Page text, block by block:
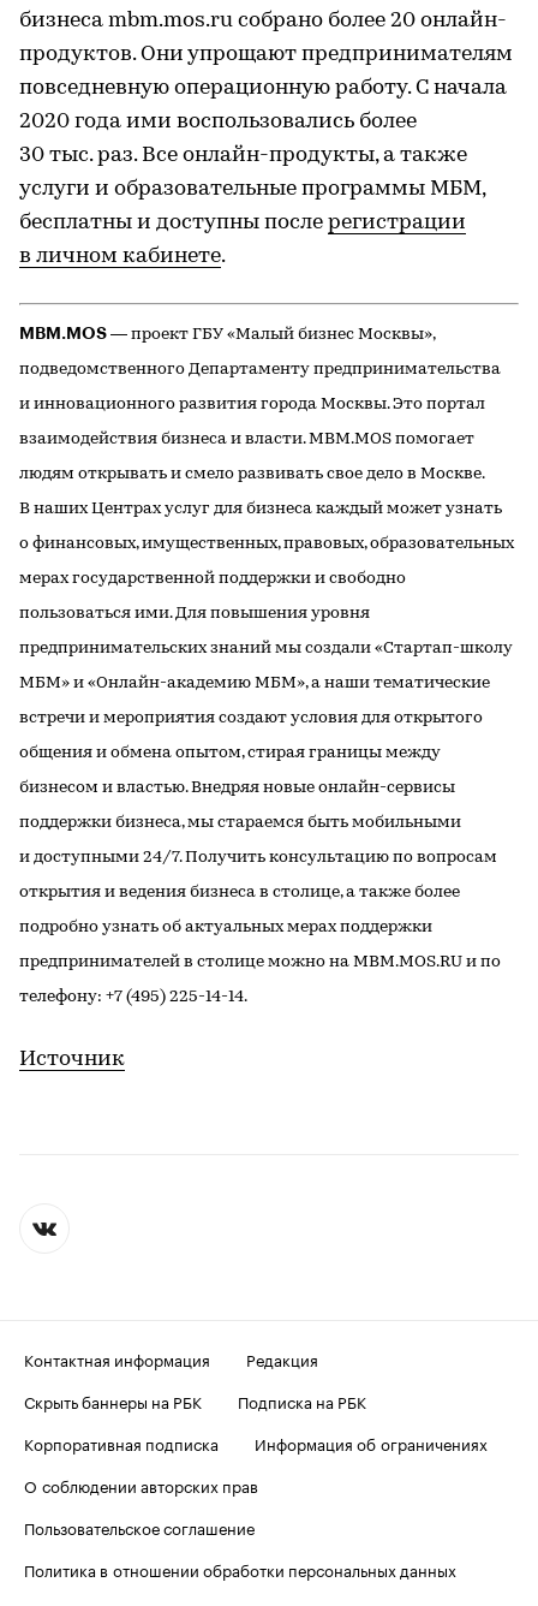
бизнеса mbm.mos.ru собрано более 20 онлайн-
продуктов. Они упрощают предпринимателям
повседневную операционную работу. С начала
2020 года ими воспользовались более
30 тыс. раз. Все онлайн-продукты, а также
услуги и образовательные программы МБМ,
бесплатны и доступны после регистрации
в личном кабинете.
MBM.MOS — проект ГБУ «Малый бизнес Москвы»,
подведомственного Департаменту предпринимательства
и инновационного развития города Москвы. Это портал
взаимодействия бизнеса и власти. MBM.MOS помогает
людям открывать и смело развивать свое дело в Москве.
В наших Центрах услуг для бизнеса каждый может узнать
о финансовых, имущественных, правовых, образовательных
мерах государственной поддержки и свободно
пользоваться ими. Для повышения уровня
предпринимательских знаний мы создали «Стартап-школу
МБМ» и «Онлайн-академию МБМ», а наши тематические
встречи и мероприятия создают условия для открытого
общения и обмена опытом, стирая границы между
бизнесом и властью. Внедряя новые онлайн-сервисы
поддержки бизнеса, мы стараемся быть мобильными
и доступными 24/7. Получить консультацию по вопросам
открытия и ведения бизнеса в столице, а также более
подробно узнать об актуальных мерах поддержки
предпринимателей в столице можно на MBM.MOS.RU и по
телефону: +7 (495) 225-14-14.
Источник
Контактная информация
Редакция
Скрыть баннеры на РБК
Подписка на РБК
Корпоративная подписка
Информация об ограничениях
О соблюдении авторских прав
Пользовательское соглашение
Политика в отношении обработки персональных данных